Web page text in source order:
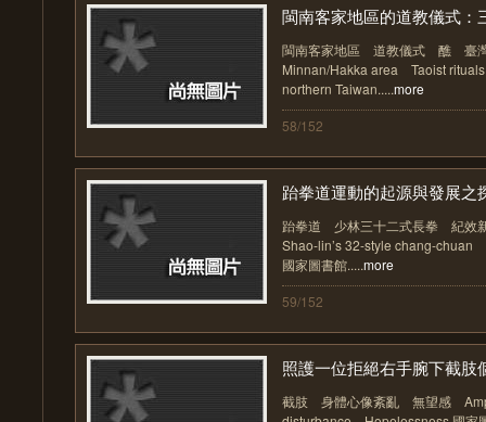
閩南客家地區的道教儀式：
閩南客家地區 道教儀式 醮 臺
Minnan/Hakka area Taoist
northern Taiwan.....more
58/152
跆拳道運動的起源與發展之
跆拳道 少林三十二式長拳 紀
Shao-lin’s 32-style chang-
國家圖書館.....more
59/152
照護一位拒絕右手腕下截肢
截肢 身體心像紊亂 無望感